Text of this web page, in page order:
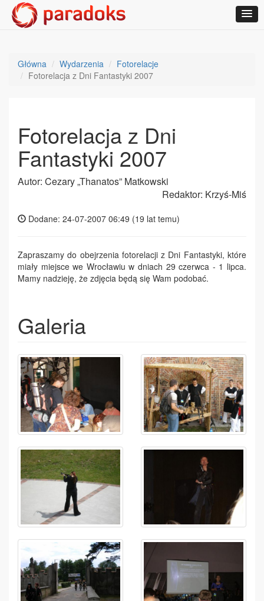
Główna Wydarzenia
Fotorelacje
Fotorelacja z Dni Fantastyki 2007
Fotorelacja z Dni
Fantastyki 2007
Autor: Cezary „Thanatos” Matkowski
Redaktor: Krzyś-Miś
Dodane: 24-07-2007 06:49 (19 lat temu)
Zapraszamy do obejrzenia fotorelacji z Dni Fantastyki, które
miały miejsce we Wrocławiu w dniach 29 czerwca - 1 lipca.
Mamy nadzieję, że zdjęcia będą się Wam podobać.
Galeria